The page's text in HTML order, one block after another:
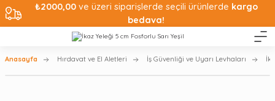
₺2000,00ve üzeri siparişlerde seçili ürünlerde kargo
bedava!
Anasayfa Hırdavat ve El Aletleri İş Güvenliği ve Uyarı Levhaları